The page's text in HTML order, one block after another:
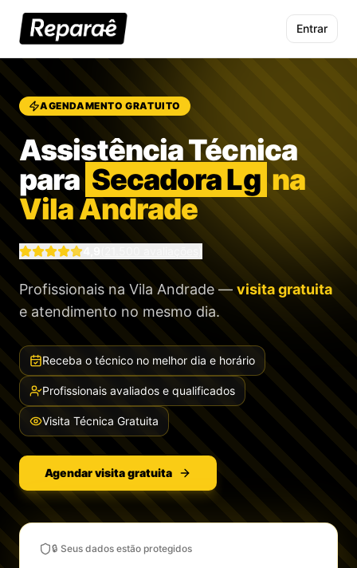
Entrar
AGENDAMENTO GRATUITO
Assistência Técnica
para Secadora Lg na
Vila Andrade
Profissionais na Vila Andrade — visita gratuita
e atendimento no mesmo dia.
Receba o técnico no melhor dia e horário
Profissionais avaliados e qualificados
Visita Técnica Gratuita
Agendar visita gratuita
🔒 Seus dados estão protegidos